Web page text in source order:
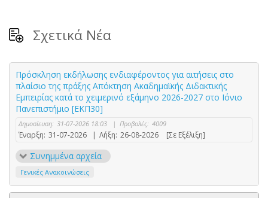
Σχετικά Νέα
Πρόσκληση εκδήλωσης ενδιαφέροντος για αιτήσεις στο
πλαίσιο της πράξης Απόκτηση Ακαδημαϊκής Διδακτικής
Εμπειρίας κατά το χειμερινό εξάμηνο 2026-2027 στο Ιόνιο
Πανεπιστήμιο [ΕΚΠ30]
Δημοσίευση: 31-07-2026 18:03 | Προβολές: 4009
Έναρξη: 31-07-2026 | Λήξη: 26-08-2026 [Σε Εξέλιξη]
Συνημμένα αρχεία
Γενικές Ανακοινώσεις